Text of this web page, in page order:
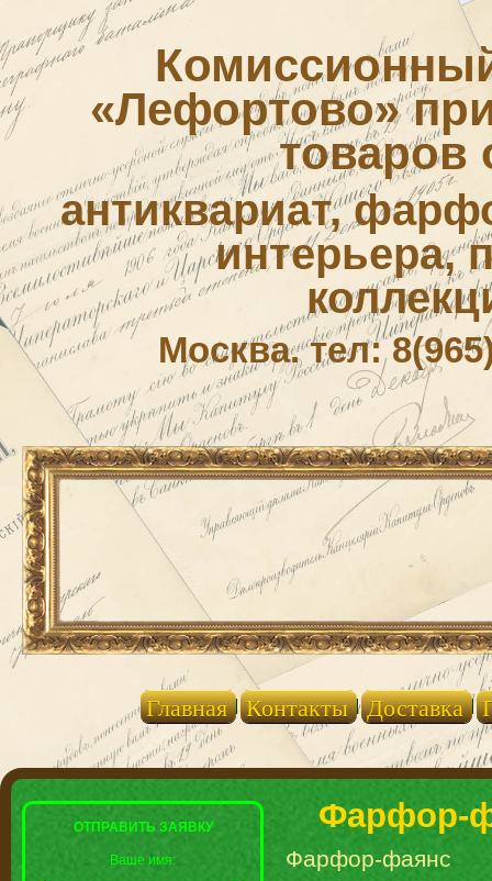
«Лефортово»
товаров
антиквариат,
интерьера,
Москва. тел:
Главная Контакты Доставка
ОТПРАВИТЬ ЗАЯВКУ
Ваше имя:
Фарфор-
Фарфор-фаянс